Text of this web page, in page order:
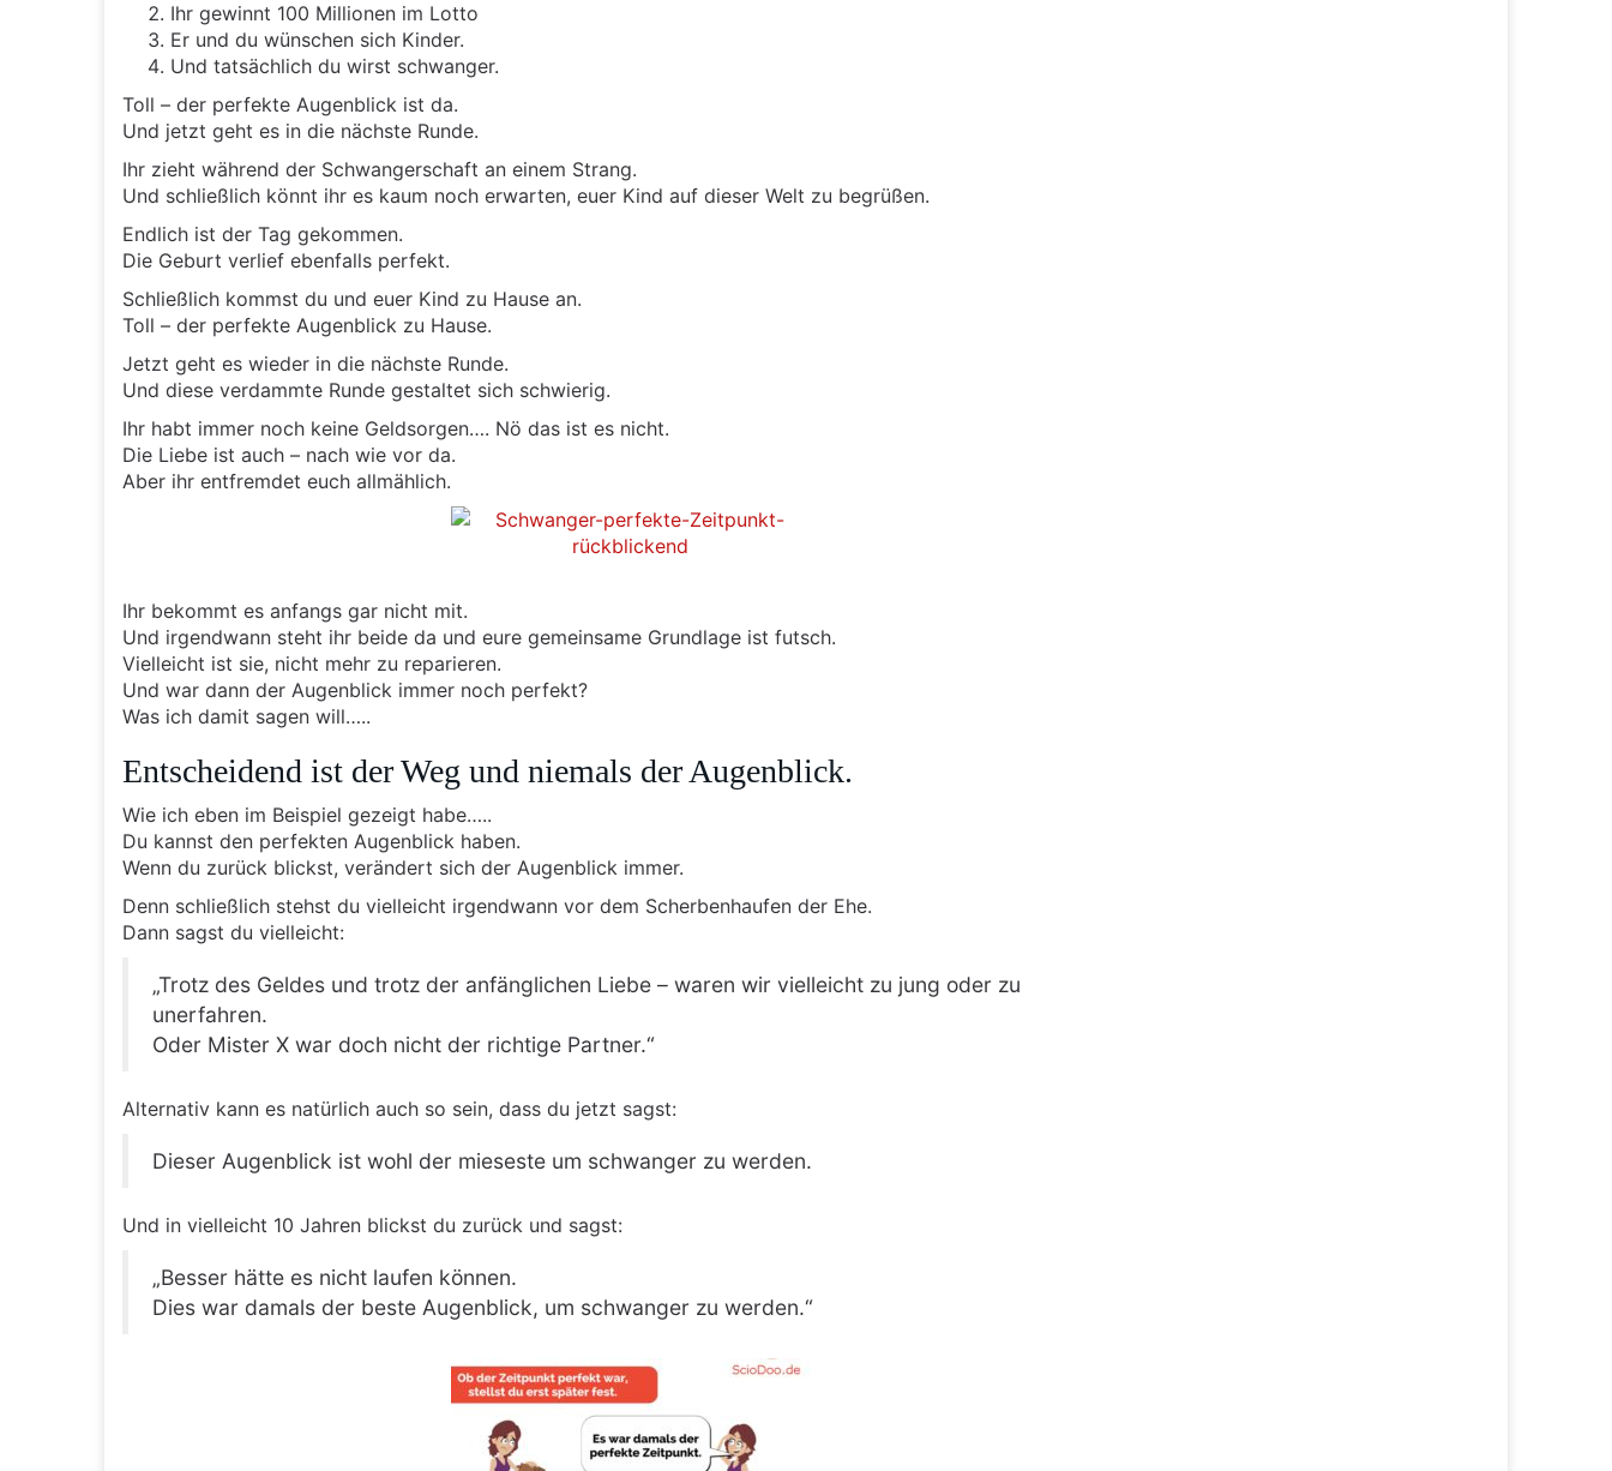
Ihr gewinnt 100 Millionen im Lotto
Er und du wünschen sich Kinder.
Und tatsächlich du wirst schwanger.
Toll – der perfekte Augenblick ist da.
Und jetzt geht es in die nächste Runde.
Ihr zieht während der Schwangerschaft an einem Strang.
Und schließlich könnt ihr es kaum noch erwarten, euer Kind auf dieser Welt zu begrüßen.
Endlich ist der Tag gekommen.
Die Geburt verlief ebenfalls perfekt.
Schließlich kommst du und euer Kind zu Hause an.
Toll – der perfekte Augenblick zu Hause.
Jetzt geht es wieder in die nächste Runde.
Und diese verdammte Runde gestaltet sich schwierig.
Ihr habt immer noch keine Geldsorgen…. Nö das ist es nicht.
Die Liebe ist auch – nach wie vor da.
Aber ihr entfremdet euch allmählich.
Ihr bekommt es anfangs gar nicht mit.
Und irgendwann steht ihr beide da und eure gemeinsame Grundlage ist futsch.
Vielleicht ist sie, nicht mehr zu reparieren.
Und war dann der Augenblick immer noch perfekt?
Was ich damit sagen will…..
Entscheidend ist der Weg und niemals der Augenblick.
Wie ich eben im Beispiel gezeigt habe…..
Du kannst den perfekten Augenblick haben.
Wenn du zurück blickst, verändert sich der Augenblick immer.
Denn schließlich stehst du vielleicht irgendwann vor dem Scherbenhaufen der Ehe.
Dann sagst du vielleicht:
„Trotz des Geldes und trotz der anfänglichen Liebe – waren wir vielleicht zu jung oder zu
unerfahren.
Oder Mister X war doch nicht der richtige Partner.“
Alternativ kann es natürlich auch so sein, dass du jetzt sagst:
Dieser Augenblick ist wohl der mieseste um schwanger zu werden.
Und in vielleicht 10 Jahren blickst du zurück und sagst:
„Besser hätte es nicht laufen können.
Dies war damals der beste Augenblick, um schwanger zu werden.“